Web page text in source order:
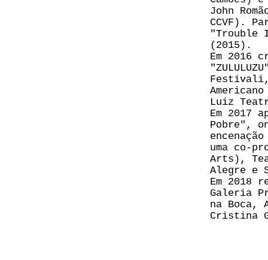
John
CCVF).
"Trouble
(2015).
Em 2016
Luiz
Em 2017
Pobre",
uma co-
Arts),
Alegre e
Em 2018
Galeria
na Boca,
Cristina